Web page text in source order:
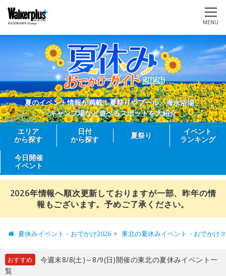
MENU
夏のイベント情報が満載！夏祭りやプール、海水浴場、
キャンプ場など遊べるスポットを大紹介
エリア
から探す
日付
から探す
夏祭り
イベント
ランキング
今日開催
イベント
2026年情報へ順次更新しておりますが一部、昨年の情
報もございます。予めご了承ください。
夏休みイベント・おでかけ2026 東北の夏休みイベント・おでかけ
おすすめ
今週末8/8(土)～8/9(日)開催の東北の夏休みイベント一
覧